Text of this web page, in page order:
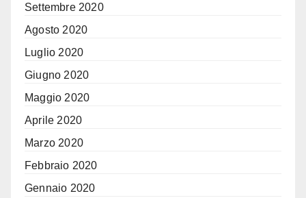
Settembre 2020
Agosto 2020
Luglio 2020
Giugno 2020
Maggio 2020
Aprile 2020
Marzo 2020
Febbraio 2020
Gennaio 2020